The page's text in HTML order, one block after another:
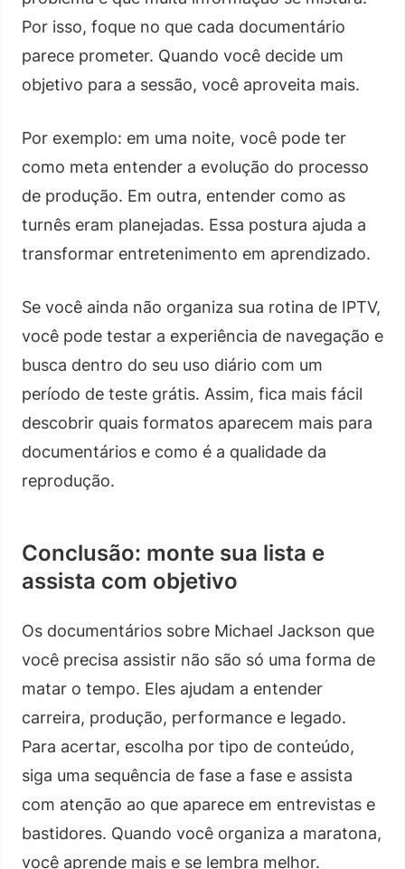
Por isso, foque no que cada documentário
parece prometer. Quando você decide um
objetivo para a sessão, você aproveita mais.
Por exemplo: em uma noite, você pode ter
como meta entender a evolução do processo
de produção. Em outra, entender como as
turnês eram planejadas. Essa postura ajuda a
transformar entretenimento em aprendizado.
Se você ainda não organiza sua rotina de IPTV,
você pode testar a experiência de navegação e
busca dentro do seu uso diário com um
período de teste grátis. Assim, fica mais fácil
descobrir quais formatos aparecem mais para
documentários e como é a qualidade da
reprodução.
Conclusão: monte sua lista e
assista com objetivo
Os documentários sobre Michael Jackson que
você precisa assistir não são só uma forma de
matar o tempo. Eles ajudam a entender
carreira, produção, performance e legado.
Para acertar, escolha por tipo de conteúdo,
siga uma sequência de fase a fase e assista
com atenção ao que aparece em entrevistas e
bastidores. Quando você organiza a maratona,
você aprende mais e se lembra melhor.